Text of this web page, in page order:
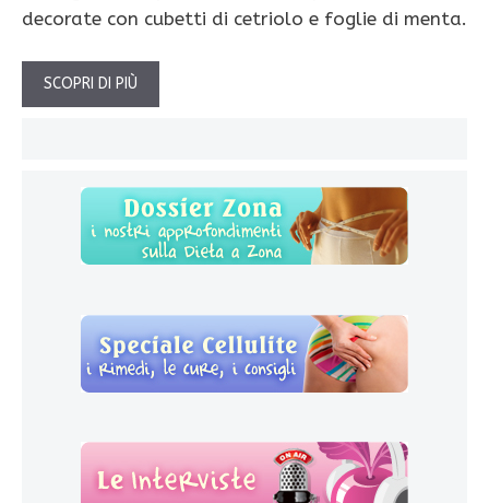
decorate con cubetti di cetriolo e foglie di menta.
SCOPRI DI PIÙ